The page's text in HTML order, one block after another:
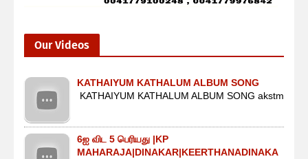
Our Videos
KATHAIYUM KATHALUM ALBUM SONG
KATHAIYUM KATHALUM ALBUM SONG akstm
6ஐ விட 5 பெரியது |KP
MAHARAJA|DINAKAR|KEERTHANADINAKA